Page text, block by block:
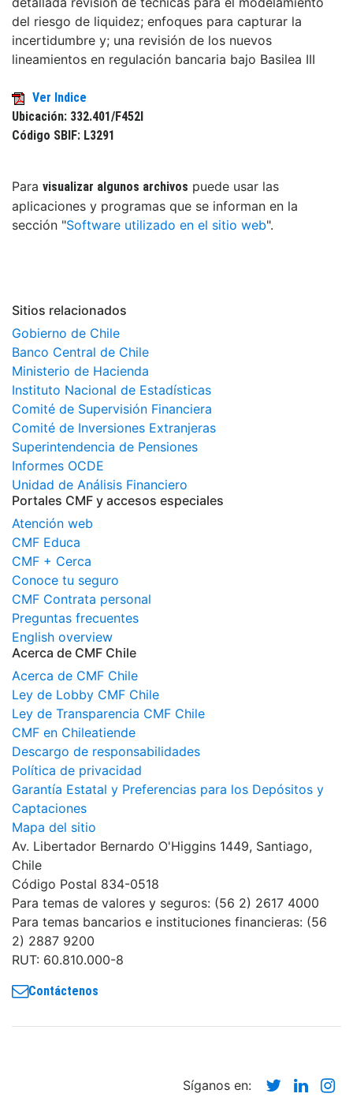
del riesgo de liquidez; enfoques para capturar la
incertidumbre y; una revisión de los nuevos
lineamientos en regulación bancaria bajo Basilea III
Ver Indice
Ubicación: 332.401/F452l
Código SBIF: L3291
Para visualizar algunos archivos puede usar las
aplicaciones y programas que se informan en la
sección "Software utilizado en el sitio web".
Sitios relacionados
Gobierno de Chile
Banco Central de Chile
Ministerio de Hacienda
Instituto Nacional de Estadísticas
Comité de Supervisión Financiera
Comité de Inversiones Extranjeras
Superintendencia de Pensiones
Informes OCDE
Unidad de Análisis Financiero
Portales CMF y accesos especiales
Atención web
CMF Educa
CMF + Cerca
Conoce tu seguro
CMF Contrata personal
Preguntas frecuentes
English overview
Acerca de CMF Chile
Acerca de CMF Chile
Ley de Lobby CMF Chile
Ley de Transparencia CMF Chile
CMF en Chileatiende
Descargo de responsabilidades
Política de privacidad
Garantía Estatal y Preferencias para los Depósitos y
Captaciones
Mapa del sitio
Av. Libertador Bernardo O'Higgins 1449, Santiago,
Chile
Código Postal 834-0518
Para temas de valores y seguros: (56 2) 2617 4000
Para temas bancarios e instituciones financieras: (56
2) 2887 9200
RUT: 60.810.000-8
Contáctenos
Síganos en: Twitter